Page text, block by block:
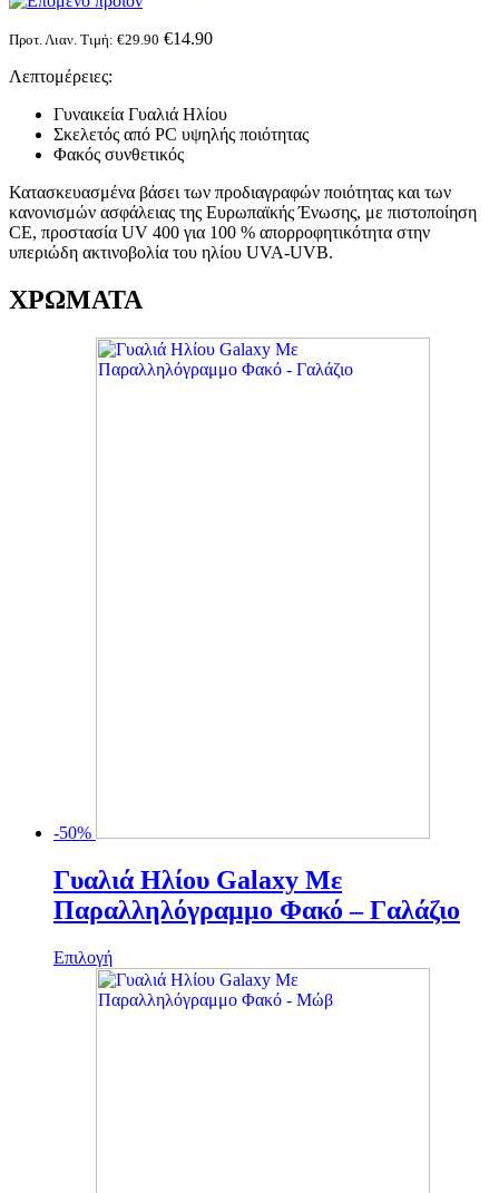
Προτ. Λιαν. Τιμή: €29.90 €14.90
Λεπτομέρειες:
Γυναικεία Γυαλιά Ηλίου
Σκελετός από PC υψηλής ποιότητας
Φακός συνθετικός
Κατασκευασμένα βάσει των προδιαγραφών ποιότητας και των
κανονισμών ασφάλειας της Ευρωπαϊκής Ένωσης, με πιστοποίηση
CE, προστασία UV 400 για 100 % απορροφητικότητα στην
υπεριώδη ακτινοβολία του ηλίου UVA-UVB.
ΧΡΩΜΑΤΑ
-50%
Γυαλιά Ηλίου Galaxy Mε
Παραλληλόγραμμο Φακό – Γαλάζιο
ΕπιλογήΑυτό
το
προϊόν